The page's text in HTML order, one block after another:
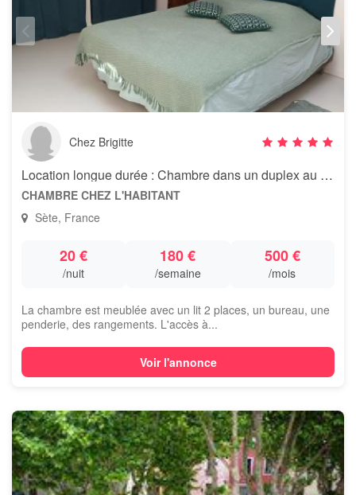
Chez Brigitte
Location longue durée : Chambre dans un duplex au centre de Sète
CHAMBRE CHEZ L'HABITANT
Sète, France
20 €
/nuit
180 €
/semaine
500 €
/mois
La chambre est meublée avec un lit 2 places, un bureau, une
penderie, des rangements. L'accès à...
Voir l'annonce